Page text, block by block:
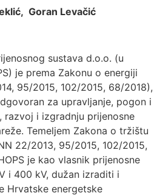
Goran Levačić
sustava d.o.o. (u
je prema Zakonu o energiji
95/2015, 102/2015, 68/2018),
za upravljanje, pogon i
razvoj i izgradnju prijenosne
Temeljem Zakona o tržištu
22/2013, 95/2015, 102/2015,
je kao vlasnik prijenosne
i 400 kV, dužan izraditi i
Hrvatske energetske